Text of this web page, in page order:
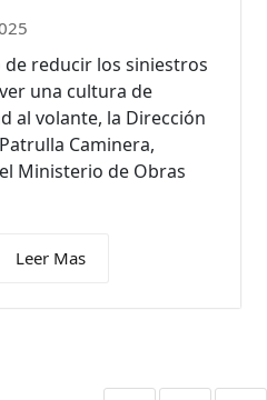
de reducir los siniestros
una cultura de
al volante, la Dirección
Caminera,
Ministerio de Obras
Leer Mas